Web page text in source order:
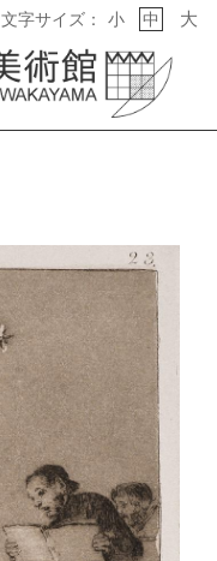
文字サイズ： 小 中 大